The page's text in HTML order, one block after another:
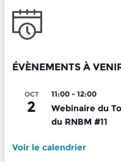
ÉVÈNEMENTS À
OCT
2
11:00- 12:00
Webinaire du
du RNBM #11
Voir le calendrier